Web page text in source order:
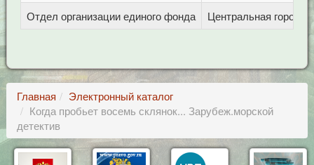
Отдел организации единого фонда
Центральная
Главная
Электронный каталог
Когда пробьет восемь склянок... Зарубеж.морской
детектив